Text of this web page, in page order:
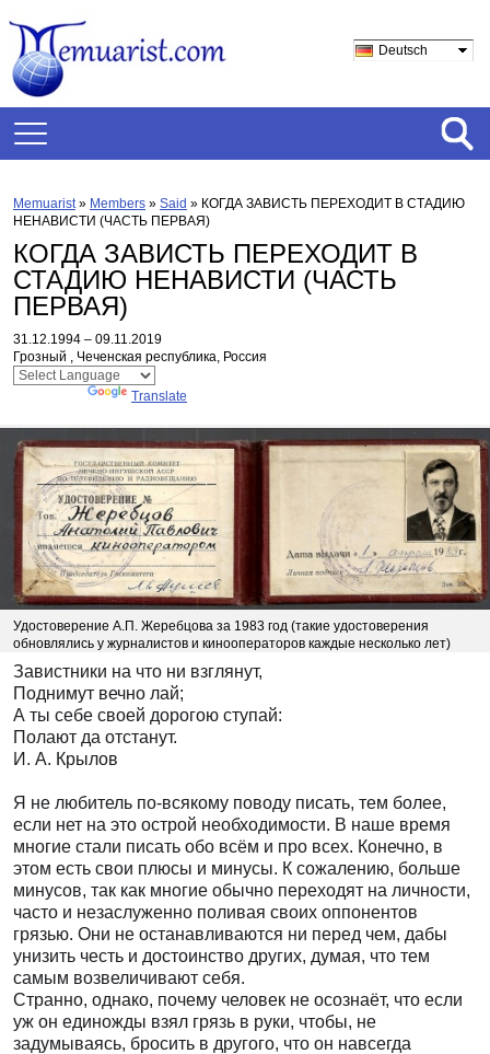
Deutsch
Memuarist» Members » Said » КОГДА ЗАВИСТЬ ПЕРЕХОДИТ В СТАДИЮ
НЕНАВИСТИ (ЧАСТЬ ПЕРВАЯ)
КОГДА ЗАВИСТЬ ПЕРЕХОДИТ В
СТАДИЮ НЕНАВИСТИ (ЧАСТЬ
ПЕРВАЯ)
31.12.1994 – 09.11.2019
Грозный , Чеченская республика, Россия
Translate
Удостоверение А.П. Жеребцова за 1983 год (такие удостоверения
обновлялись у журналистов и кинооператоров каждые несколько лет)
Завистники на что ни взглянут,
Поднимут вечно лай;
А ты себе своей дорогою ступай:
Полают да отстанут.
И. А. Крылов
Я не любитель по-всякому поводу писать, тем более,
если нет на это острой необходимости. В наше время
многие стали писать обо всём и про всех. Конечно, в
этом есть свои плюсы и минусы. К сожалению, больше
минусов, так как многие обычно переходят на личности,
часто и незаслуженно поливая своих оппонентов
грязью. Они не останавливаются ни перед чем, дабы
унизить честь и достоинство других, думая, что тем
самым возвеличивают себя.
Странно, однако, почему человек не осознаёт, что если
уж он единожды взял грязь в руки, чтобы, не
задумываясь, бросить в другого, что он навсегда